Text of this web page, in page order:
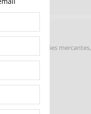
em embarcações mercantes,